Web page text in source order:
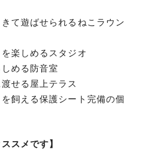
て遊ばせられるねこラウン
楽しめるスタジオ
める防音室
せる屋上テラス
飼える保護シート完備の個
スメです】